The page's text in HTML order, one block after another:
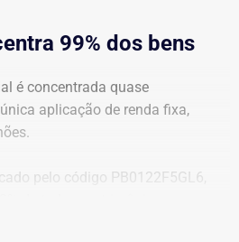
99% dos bens
é concentrada quase
aplicação de renda fixa,
pelo código PB0122F5GL6,
de todo o patrimônio